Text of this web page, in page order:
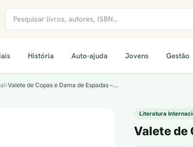
História Auto-ajuda Jovens Gestão
›Valete de Copas e Dama de Espadas –…
Literatura
Valete de